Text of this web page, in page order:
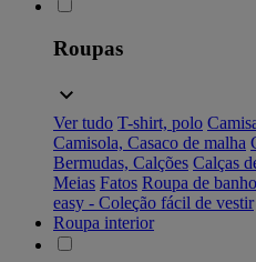
Roupas
Ver tudo T-shirt, polo
Camisola, Casaco de malha
Bermudas, Calções Calças
Meias Fatos Roupa de banho
easy - Coleção fácil de vestir
Roupa interior